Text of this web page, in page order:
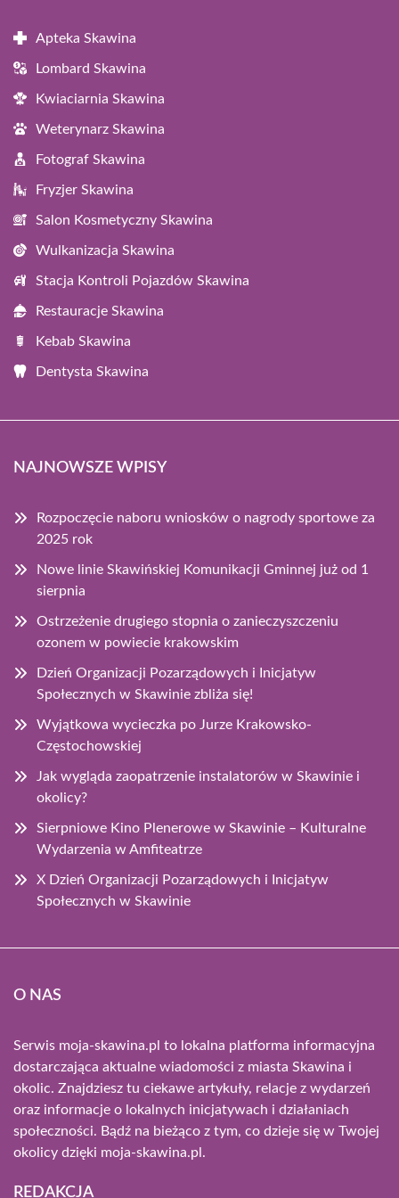
Apteka Skawina
Lombard Skawina
Kwiaciarnia Skawina
Weterynarz Skawina
Fotograf Skawina
Fryzjer Skawina
Salon Kosmetyczny Skawina
Wulkanizacja Skawina
Stacja Kontroli Pojazdów Skawina
Restauracje Skawina
Kebab Skawina
Dentysta Skawina
NAJNOWSZE WPISY
Rozpoczęcie naboru wniosków o nagrody sportowe za
2025 rok
Nowe linie Skawińskiej Komunikacji Gminnej już od 1
sierpnia
Ostrzeżenie drugiego stopnia o zanieczyszczeniu
ozonem w powiecie krakowskim
Dzień Organizacji Pozarządowych i Inicjatyw
Społecznych w Skawinie zbliża się!
Wyjątkowa wycieczka po Jurze Krakowsko-
Częstochowskiej
Jak wygląda zaopatrzenie instalatorów w Skawinie i
okolicy?
Sierpniowe Kino Plenerowe w Skawinie – Kulturalne
Wydarzenia w Amfiteatrze
X Dzień Organizacji Pozarządowych i Inicjatyw
Społecznych w Skawinie
O NAS
Serwis moja-skawina.pl to lokalna platforma informacyjna
dostarczająca aktualne wiadomości z miasta Skawina i
okolic. Znajdziesz tu ciekawe artykuły, relacje z wydarzeń
oraz informacje o lokalnych inicjatywach i działaniach
społeczności. Bądź na bieżąco z tym, co dzieje się w Twojej
okolicy dzięki moja-skawina.pl.
REDAKCJA